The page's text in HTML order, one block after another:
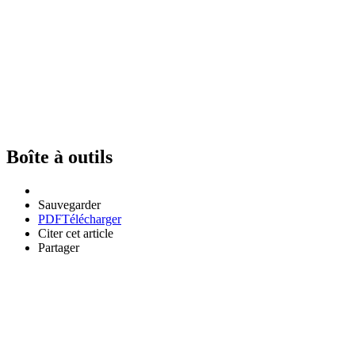
Boîte à outils
Sauvegarder
PDFTélécharger
Citer cet article
Partager